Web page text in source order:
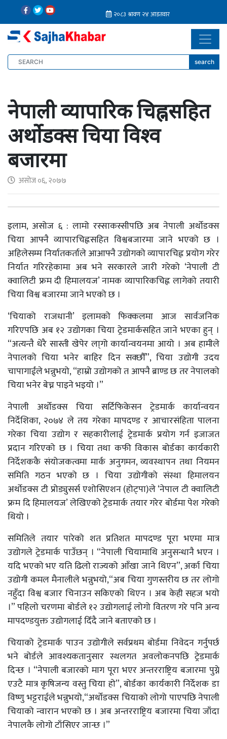
search
नेपाली व्यापारिक चिह्नसहित
अर्थोडक्स चिया विश्व
बजारमा
असोज ०६, २०७७
इलाम, असोज ६ : लामो रस्साकस्सीपछि अब नेपाली अर्थोडक्स
चिया आफ्नै व्यापारचिह्नसहित विश्वबजारमा जाने भएको छ ।
अहिलेसम्म निर्यातकर्ताले आआफ्नै उद्योगको व्यापारचिह्न प्रयोग गरेर
निर्यात गरिरहेकामा अब भने सरकारले जारी गरेको ‘नेपाली टी
क्वालिटी फ्रम दी हिमालयज’ नामक व्यापारिकचिह्न लागेको तयारी
चिया विश्व बजारमा जाने भएको छ ।
‘चियाको राजधानी’ इलामको फिक्कलमा आज सार्वजनिक
गरिएपछि अब १२ उद्योगका चिया ट्रेडमार्कसहित जाने भएका हुन् ।
“अत्यन्तै धेरै सास्ती खेपेर ला्गो कार्यान्वयनमा आयो । अब हामीले
नेपालको चिया भनेर बाहिर दिन सक्छौँ”, चिया उद्योगी उदय
चापागाईंले भन्नुभयो, “हाम्रो उद्योगको त आफ्नै ब्राण्ड छ तर नेपालको
चिया भनेर बेच्न पाइने भइयो ।”
नेपाली अर्थोडक्स चिया सर्टिफिकेसन ट्रेडमार्क कार्यान्वयन
निर्देशिका, २०७४ ले तय गरेका मापदण्ड र आचारसंहिता पालना
गरेका चिया उद्योग र सहकारीलाई ट्रेडमार्क प्रयोग गर्न इजाजत
प्रदान गरिएको छ । चिया तथा कफी विकास बोर्डका कार्यकारी
निर्देशककै संयोजकत्वमा मार्क अनुगमन, व्यवस्थापन तथा नियमन
समिति गठन भएको छ । चिया उद्योगीको संस्था हिमालयन
अर्थाेडक्स टी प्रोड्युसर्स एशोसिएशन (होट्पा)ले ‘नेपाल टी क्वालिटी
फ्रम दि हिमालयज’ लेखिएको ट्रेडमार्क तयार गरेर बोर्डमा पेश गरेको
थियो ।
समितिले तयार पारेको शत प्रतिशत मापदण्ड पूरा भएमा मात्र
उद्योगले ट्रेडमार्क पाउँछन् । “नेपाली चियामाथि अनुसन्धानै भएन ।
यदि भएको भए यति ढिलो राज्यको आँखा जाने थिएन”, अर्का चिया
उद्योगी कमल मैनालीले भन्नुभयो,“अब चिया गुणस्तरीय छ तर लोगो
नहुँदा विश्व बजार चिनाउन सकिएको थिएन । अब केही सहज भयो
।” पहिलो चरणमा बोर्डले १२ उद्योगलाई लोगो वितरण गरे पनि अन्य
मापदण्डयुक्त उद्योगलाई दिँदै जाने बताएको छ ।
चियाको ट्रेडमार्क पाउन उद्योगीले सर्वप्रथम बोर्डमा निवेदन गर्नुपर्छ
भने बोर्डले आवश्यकतानुसार स्थलगत अवलोकनपछि ट्रेडमार्क
दिन्छ । “नेपाली बजारको माग पूरा भएर अन्तरराष्ट्रिय बजारमा पुग्ने
एउटै मात्र कृषिजन्य वस्तु चिया हो”, बोर्डका कार्यकारी निर्देशक डा
विष्णु भट्टराईले भन्नुभयो,“अर्थोडक्स चियाको लोगो पाएपछि नेपाली
चियाको न्वारान भएको छ । अब अन्तरराष्ट्रिय बजारमा चिया जाँदा
नेपालकै लोगो टाँसिएर जान्छ ।”